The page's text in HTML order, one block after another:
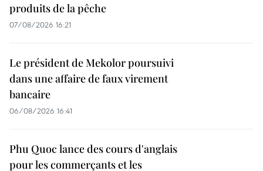
produits de la pêche
07/08/2026 16:21
Le président de Mekolor poursuivi
dans une affaire de faux virement
bancaire
06/08/2026 16:41
Phu Quoc lance des cours d'anglais
pour les commerçants et les